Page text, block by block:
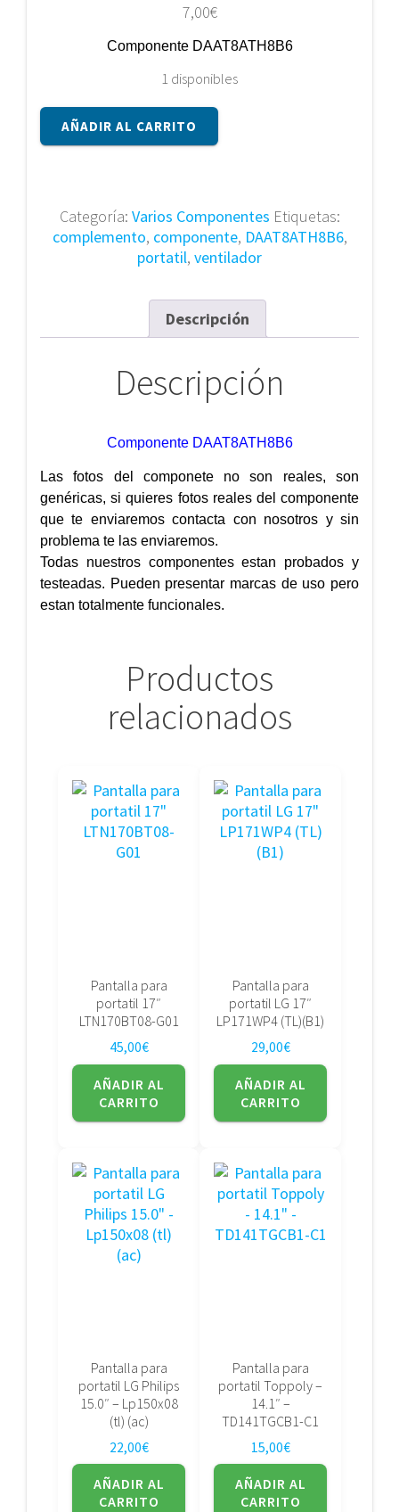
7,00€
Componente DAAT8ATH8B6
1 disponibles
Componente
DAAT8ATH8B6
AÑADIR AL CARRITO
Categoría: Varios Componentes Etiquetas:
complemento, componente, DAAT8ATH8B6,
portatil, ventilador
Descripción
Descripción
Componente DAAT8ATH8B6
Las fotos del componete no son reales, son
genéricas, si quieres fotos reales del componente
que te enviaremos contacta con nosotros y sin
problema te las enviaremos.
Todas nuestros componentes estan probados y
testeadas. Pueden presentar marcas de uso pero
estan totalmente funcionales.
Productos
relacionados
Pantalla para
portatil 17″
LTN170BT08-G01
45,00€
AÑADIR AL
CARRITO
Pantalla para
portatil LG 17″
LP171WP4 (TL)(B1)
29,00€
AÑADIR AL
CARRITO
Pantalla para
portatil LG Philips
15.0″ – Lp150x08
(tl) (ac)
22,00€
AÑADIR AL
CARRITO
Pantalla para
portatil Toppoly –
14.1″ –
TD141TGCB1-C1
15,00€
AÑADIR AL
CARRITO